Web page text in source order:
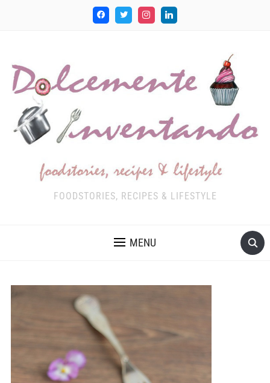
FOODSTORIES, RECIPES & LIFESTYLE
MENU